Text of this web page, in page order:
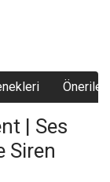
| Ses
Siren